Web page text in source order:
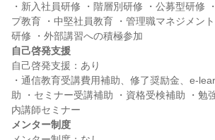
・新入社員研修 ・階層別研修 ・公募型研修
プ教育 ・中堅社員教育 ・管理職マネジメン
自己啓発支援
自己啓発支援：あり
・通信教育受講費用補助、修了奨励金、e-
助 ・セミナー受講補助 ・資格受検補助 ・勉
メンター制度